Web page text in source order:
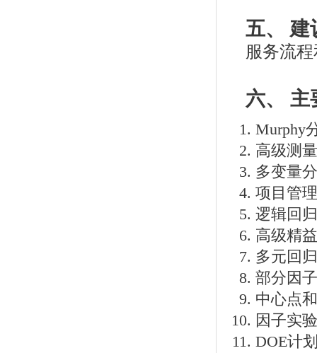
五、 建
服务流
六、 主
Murphy
高级测
多变量
项目管理
逻辑回归
高级精
多元回归
部分因
中心点
因子实
DOE计